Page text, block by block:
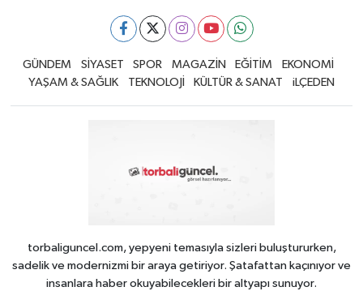
GÜNDEM SİYASET SPOR MAGAZİN EĞİTİM
EKONOMİ
YAŞAM & SAĞLIK
TEKNOLOJİ KÜLTÜR & SANAT iLÇEDEN
torbaliguncel.com, yepyeni temasıyla sizleri buluştururken,
sadelik ve modernizmi bir araya getiriyor. Şatafattan kaçınıyor ve
insanlara haber okuyabilecekleri bir altyapı sunuyor.